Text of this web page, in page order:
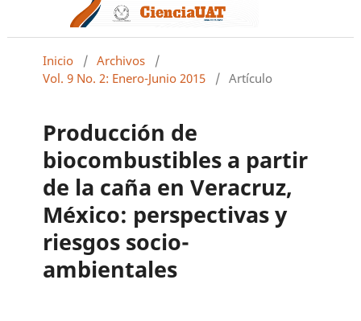
Inicio / Archivos
/
Vol. 9 No. 2: Enero-Junio 2015
/ Artículo
Producción de
biocombustibles a partir
de la caña en Veracruz,
México: perspectivas y
riesgos socio-
ambientales